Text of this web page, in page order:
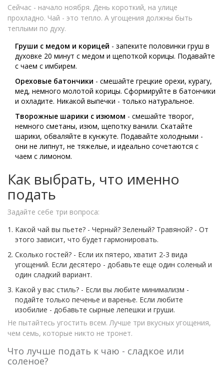
Сейчас - начало ноября. День короткий, на улице
прохладно. Чай - это тепло. А угощения должны быть
теплыми по духу.
Груши с медом и корицей - запеките половинки груш в
духовке 20 минут с медом и щепоткой корицы. Подавайте
с чаем с имбирем.
Ореховые батончики - смешайте грецкие орехи, курагу,
мед, немного молотой корицы. Сформируйте в батончики
и охладите. Никакой выпечки - только натуральное.
Творожные шарики с изюмом - смешайте творог,
немного сметаны, изюм, щепотку ванили. Скатайте
шарики, обваляйте в кунжуте. Подавайте холодными -
они не липнут, не тяжелые, и идеально сочетаются с
чаем с лимоном.
Как выбрать, что именно
подать
Задайте себе три вопроса:
Какой чай вы пьете? - Черный? Зеленый? Травяной? - От
этого зависит, что будет гармонировать.
Сколько гостей? - Если их пятеро, хватит 2-3 вида
угощений. Если десятеро - добавьте еще один соленый и
один сладкий вариант.
Какой у вас стиль? - Если вы любите минимализм -
подайте только печенье и варенье. Если любите
изобилие - добавьте сырные лепешки и груши.
Не пытайтесь угостить всем. Лучше три вкусных угощения,
чем семь, которые никто не тронет.
Что лучше подать к чаю - сладкое или
соленое?